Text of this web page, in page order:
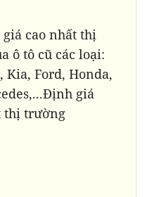
giá cao nhất thị
ô tô cũ các loại:
Kia, Ford, Honda,
giá
thị trường